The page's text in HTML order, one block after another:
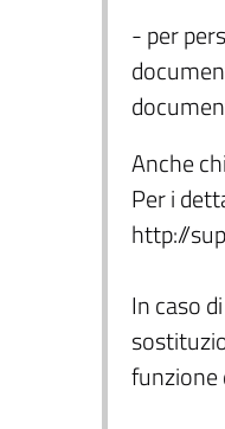
- per
Anche
Per i
http://
In caso
funzione